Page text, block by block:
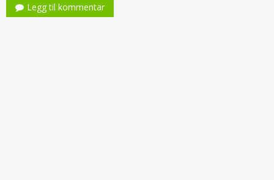
Legg til kommentar